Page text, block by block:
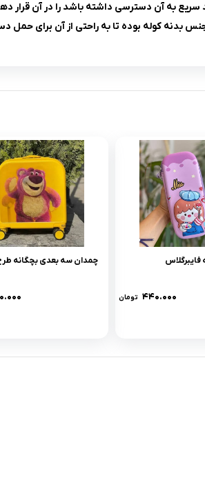
به آن دسترسی داشته باشد را در آن قرار
بدنه کوله بوده تا به راحتی از آن برای حمل
فایبرگلاس
۴۴۰.۰۰۰ تومان
چمدان سه بعدی بچگانه